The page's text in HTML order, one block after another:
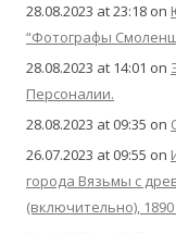
28.08.2023 at 23:18 on
“Фотографы
28.08.2023 at 14:01 on
Персоналии.
28.08.2023 at 09:35 on
26.07.2023 at 09:55 on
города Вязьмы с
(включительно), 1890